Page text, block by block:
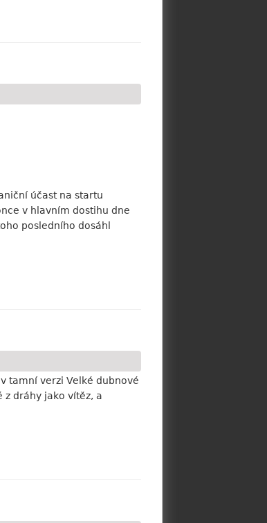
účast na startu
v hlavním dostihu dne
posledního dosáhl
tamní verzi Velké dubnové
z dráhy jako vítěz, a